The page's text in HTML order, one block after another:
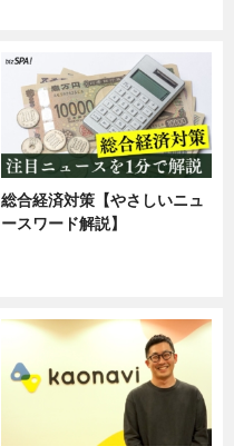
総合経済対策【やさしいニュ
ースワード解説】